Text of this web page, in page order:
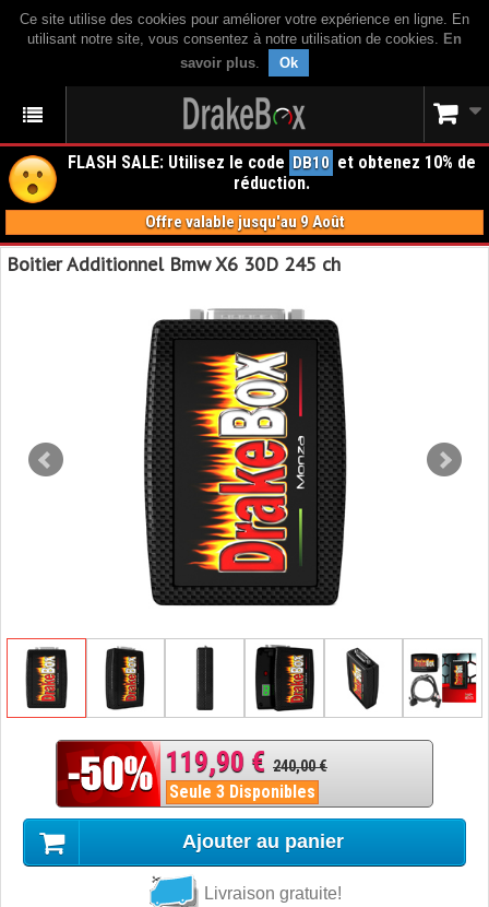
Ce site utilise des cookies pour améliorer votre expérience en ligne. En
utilisant notre site, vous consentez à notre utilisation de cookies. En
savoir plus. Ok
FLASH SALE: Utilisez le code DB10 et obtenez 10% de
réduction.
Offre valable jusqu'au 9 Août
Boitier Additionnel Bmw X6 30D 245 ch
119,90 € 240,00 €
Seule 3 Disponibles
Ajouter au panier
Livraison gratuite!